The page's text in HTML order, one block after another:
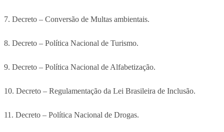
7. Decreto – Conversão de Multas ambientais.
8. Decreto – Política Nacional de Turismo.
9. Decreto – Política Nacional de Alfabetização.
10. Decreto – Regulamentação da Lei Brasileira de Inclusão.
11. Decreto – Política Nacional de Drogas.